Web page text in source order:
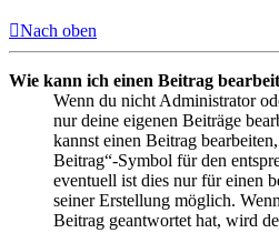
Nach oben
Wie kann ich einen Beitrag
Wenn du nicht Administrator
nur deine eigenen Beiträge
kannst einen Beitrag
Beitrag“-Symbol für den
eventuell ist dies nur für einen
seiner Erstellung möglich.
Beitrag geantwortet hat, wird